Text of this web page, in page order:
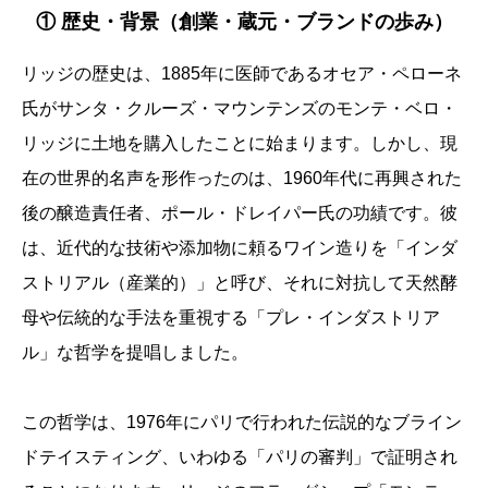
① 歴史・背景（創業・蔵元・ブランドの歩み）
リッジの歴史は、1885年に医師であるオセア・ペローネ
氏がサンタ・クルーズ・マウンテンズのモンテ・ベロ・
リッジに土地を購入したことに始まります。しかし、現
在の世界的名声を形作ったのは、1960年代に再興された
後の醸造責任者、ポール・ドレイパー氏の功績です。彼
は、近代的な技術や添加物に頼るワイン造りを「インダ
ストリアル（産業的）」と呼び、それに対抗して天然酵
母や伝統的な手法を重視する「プレ・インダストリア
ル」な哲学を提唱しました。
この哲学は、1976年にパリで行われた伝説的なブライン
ドテイスティング、いわゆる「パリの審判」で証明され